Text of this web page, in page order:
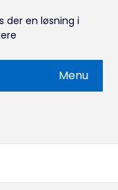
der en løsning i
Menu